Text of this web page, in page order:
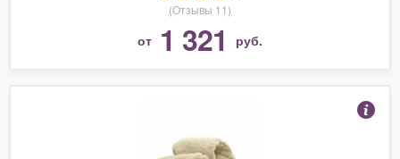
(Отзывы 11)
от 1 321 руб.